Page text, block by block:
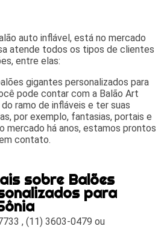
auto inflável, está no mercado
atende todos os tipos de clientes
entre elas:
gigantes personalizados para
pode contar com a Balão Art
ramo de infláveis e ter suas
por exemplo, fantasias, portais e
mercado há anos, estamos prontos
contato.
sobre Balões
para
,(11) 3603-0479 ou